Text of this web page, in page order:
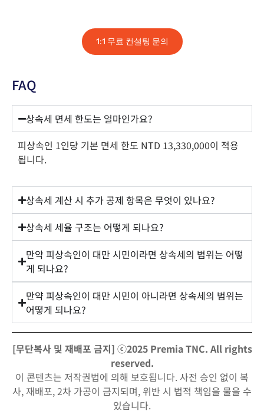
1:1 무료 컨설팅 문의
FAQ
상속세 면세 한도는 얼마인가요?
피상속인 1인당 기본 면세 한도 NTD 13,330,000이 적용
됩니다.
상속세 계산 시 추가 공제 항목은 무엇이 있나요?
상속세 세율 구조는 어떻게 되나요?
만약 피상속인이 대만 시민이라면 상속세의 범위는 어떻
게 되나요?
만약 피상속인이 대만 시민이 아니라면 상속세의 범위는
어떻게 되나요?
[무단복사 및 재배포 금지] ⓒ2025 Premia TNC. All rights
reserved.
이 콘텐츠는 저작권법에 의해 보호됩니다. 사전 승인 없이 복
사, 재배포, 2차 가공이 금지되며, 위반 시 법적 책임을 물을 수
있습니다.